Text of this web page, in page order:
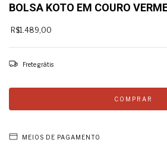
BOLSA KOTO EM COURO
R$1.489,00
Frete grátis
MEIOS DE PAGAMENTO